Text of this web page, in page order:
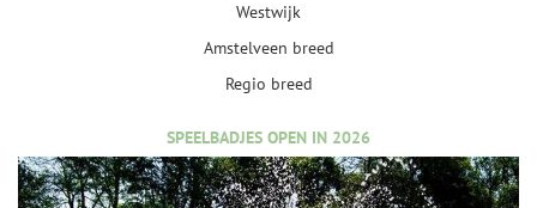
Westwijk
Amstelveen breed
Regio breed
SPEELBADJES OPEN IN 2026